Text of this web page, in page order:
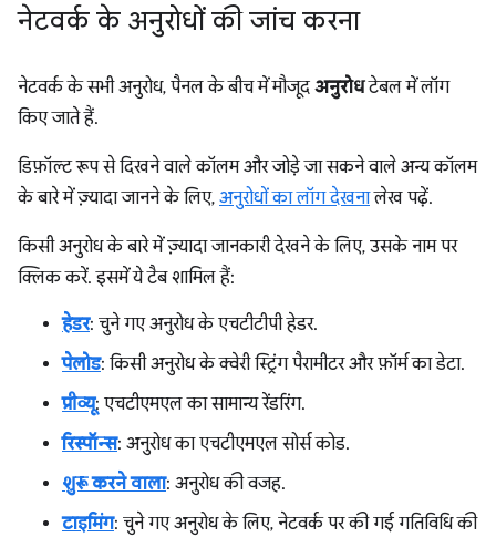
नेटवर्क के अनुरोधों की जांच करना
नेटवर्क के सभी अनुरोध, पैनल के बीच में मौजूद अनुरोधटेबल में लॉग
किए जाते हैं.
डिफ़ॉल्ट रूप से दिखने वाले कॉलम और जोड़े जा सकने वाले अन्य कॉलम
के बारे में ज़्यादा जानने के लिए, अनुरोधों का लॉग देखनालेख पढ़ें.
किसी अनुरोध के बारे में ज़्यादा जानकारी देखने के लिए, उसके नाम पर
क्लिक करें. इसमें ये टैब शामिल हैं:
हेडर: चुने गए अनुरोध के एचटीटीपी हेडर.
पेलोड: किसी अनुरोध के क्वेरी स्ट्रिंग पैरामीटर और फ़ॉर्म का डेटा.
प्रीव्यू: एचटीएमएल का सामान्य रेंडरिंग.
रिस्पॉन्स: अनुरोध का एचटीएमएल सोर्स कोड.
शुरू करने वाला: अनुरोध की वजह.
टाइमिंग: चुने गए अनुरोध के लिए, नेटवर्क पर की गई गतिविधि की